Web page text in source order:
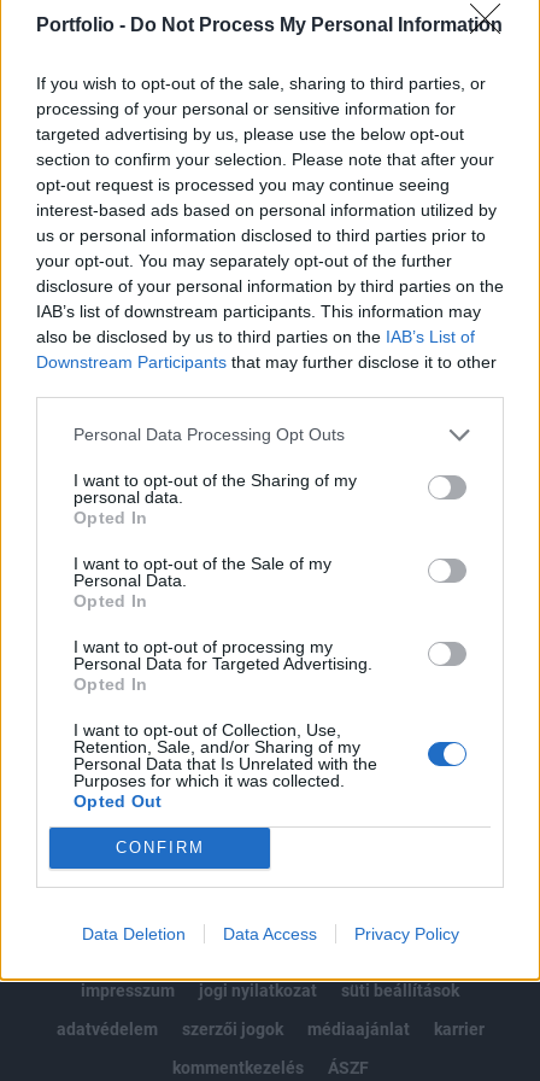
Portfolio - Do Not Process My Personal Information
If you wish to opt-out of the sale, sharing to third parties, or
processing of your personal or sensitive information for
targeted advertising by us, please use the below opt-out
section to confirm your selection. Please note that after your
opt-out request is processed you may continue seeing
interest-based ads based on personal information utilized by
us or personal information disclosed to third parties prior to
your opt-out. You may separately opt-out of the further
disclosure of your personal information by third parties on the
IAB’s list of downstream participants. This information may
also be disclosed by us to third parties on the IAB’s List of
Downstream Participants that may further disclose it to other
Personal Data Processing Opt Outs
I want to opt-out of the Sharing of my
personal data.
Opted In
I want to opt-out of the Sale of my
Personal Data.
Opted In
I want to opt-out of processing my
Personal Data for Targeted Advertising.
Opted In
I want to opt-out of Collection, Use,
Retention, Sale, and/or Sharing of my
Personal Data that Is Unrelated with the
Purposes for which it was collected.
Opted Out
CONFIRM
Data Deletion Data Access Privacy Policy
jelentősen a zloty. Az elemzők szerint azonban
később még visszaüthet a mostani lépés, amit a
piac egyelőre félreértelmezhet.
Meglepetésre 40 bázisponttal 0,1%-ra csökkentette az
alapkamatot csütörtökön a lengyel jegybank, miközben a
piac tartásra számított. Ezzel párhuzamosan a teljes
kamatfolyosót lejjebb tolták, a lombard kamatot 1%-ról
0,5%-ra, a diszkont rátát pedig 0,55%-ról 0,11 százalékra
csökkentették. A Commerzbank elemzője szerint ezzel
„technikailag nullára” csökkent a lengyel kamatszint....
KEDVES OLVASÓNK!
tartozik, melynek olvasása előfizetéses
regisztrációhoz kötött.
Az előfizetés a következőket tartalmazza:
Portfolio.hu teljes cikkarchívum
Kötéslisták: BÉT elmúlt 2 év napon belüli
kötéslistái
Előfizetés
MÁR ELŐFIZETŐNK VAGY?BEJELENTKEZÉS
impresszum
jogi nyilatkozat
süti beállítások
adatvédelem
szerzői jogok médiaajánlat
karrier
kommentkezelés
ÁSZF